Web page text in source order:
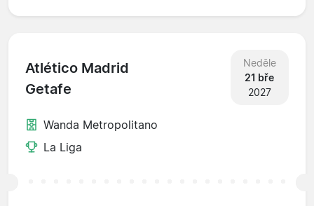
Atlético Madrid
Getafe
Neděle
21 bře
2027
Wanda Metropolitano
La Liga